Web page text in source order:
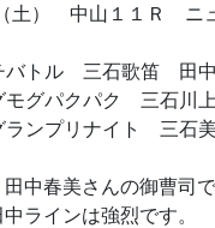
土） 中山１１Ｒ ニ
トル 三石歌笛 田中
グパクパク 三石川
ンプリナイト 三石
中春美さんの御曹司
ラインは強烈です。